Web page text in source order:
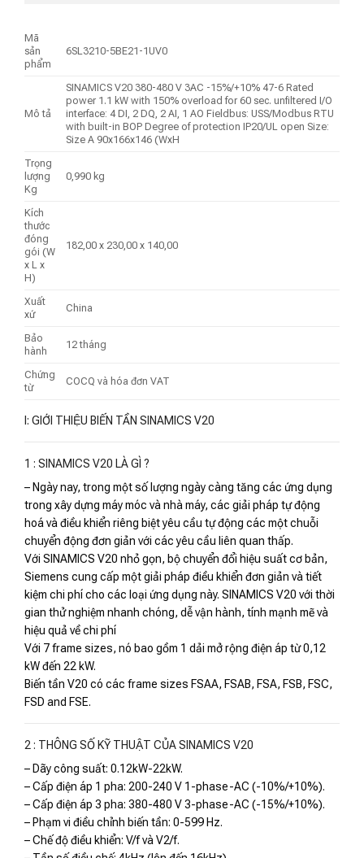
Mã
sản
phẩm
6SL3210-5BE21-1UV0
Mô tả
SINAMICS V20 380-480 V 3AC -15%/+10% 47-6 Rated
power 1.1 kW with 150% overload for 60 sec. unfiltered I/O
interface: 4 DI, 2 DQ, 2 AI, 1 AO Fieldbus: USS/Modbus RTU
with built-in BOP Degree of protection IP20/UL open Size:
Size A 90x166x146 (WxH
Trọng
lượng
Kg
0,990 kg
Kích
thước
đóng
gói (W
x L x
H)
182,00 x 230,00 x 140,00
Xuất
xứ
China
Bảo
hành
12 tháng
Chứng
từ
COCQ và hóa đơn VAT
I: GIỚI THIỆU BIẾN TẦN SINAMICS V20
1 : SINAMICS V20 LÀ GÌ ?
– Ngày nay, trong một số lượng ngày càng tăng các ứng dụng
trong xây dựng máy móc và nhà máy, các giải pháp tự động
hoá và điều khiển riêng biệt yêu cầu tự động các một chuỗi
chuyển động đơn giản với các yêu cầu liên quan thấp.
Với SINAMICS V20 nhỏ gọn, bộ chuyển đổi hiệu suất cơ bản,
Siemens cung cấp một giải pháp điều khiển đơn giản và tiết
kiệm chi phí cho các loại ứng dụng này. SINAMICS V20 với thời
gian thử nghiệm nhanh chóng, dễ vận hành, tính mạnh mẽ và
hiệu quả về chi phí
Với 7 frame sizes, nó bao gồm 1 dải mở rộng điện áp từ 0,12
kW đến 22 kW.
Biến tần V20 có các frame sizes FSAA, FSAB, FSA, FSB, FSC,
FSD and FSE.
2 : THÔNG SỐ KỸ THUẬT CỦA SINAMICS V20
– Dãy công suất: 0.12kW-22kW.
– Cấp điện áp 1 pha: 200-240 V 1-phase-AC (-10%/+10%).
– Cấp điện áp 3 pha: 380-480 V 3-phase-AC (-15%/+10%).
– Phạm vi điều chỉnh biến tần: 0-599 Hz.
– Chế độ điều khiển: V/f và V2/f.